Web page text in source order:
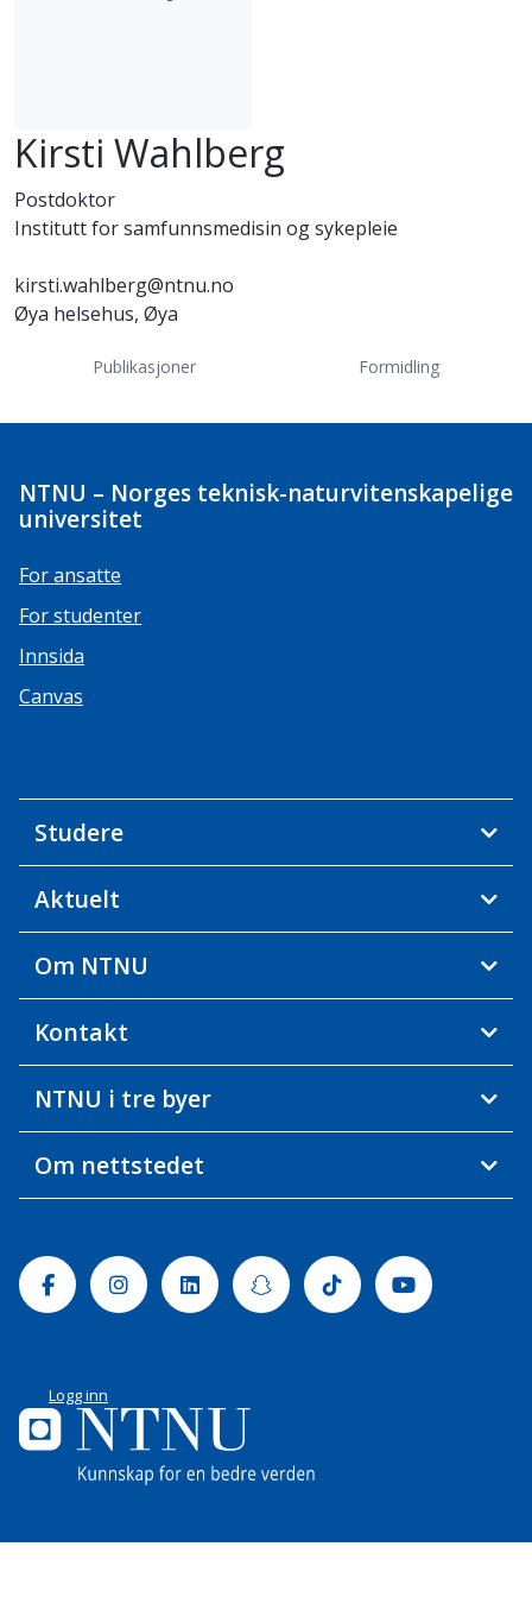
Kirsti Wahlberg
Postdoktor
Institutt for samfunnsmedisin og sykepleie
kirsti.wahlberg@ntnu.no
Øya helsehus, Øya
Publikasjoner Formidling
NTNU – Norges teknisk-naturvitenskapelige
universitet
For ansatte
For studenter
Innsida
Canvas
Studere
Aktuelt
Om NTNU
Kontakt
NTNU i tre byer
Om nettstedet
FacebookInstagramLinkedinSnapchatTiktok Youtube
Logg inn